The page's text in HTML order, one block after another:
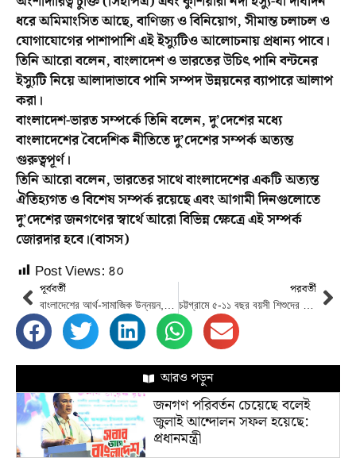
ধরে অমিমাংসিত আছে, বাণিজ্য ও বিনিয়োগ, সীমান্ত চলাচল ও
যোগাযোগের পাশাপাশি এই ইস্যুটিও আলোচনায় প্রধান্য পাবে।
তিনি আরো বলেন, বাংলাদেশ ও ভারতের উচিৎ পানি বন্টনের
ইস্যুটি নিয়ে আলাদাভাবে পানি সম্পদ উন্নয়নের ব্যাপারে আলাপ
করা।
বাংলাদেশ-ভারত সম্পর্কে তিনি বলেন, দু’দেশের মধ্যে
বাংলাদেশের বৈদেশিক নীতিতে দু’দেশের সম্পর্ক অত্যন্ত
গুরুত্বপূর্ণ।
তিনি আরো বলেন, ভারতের সাথে বাংলাদেশের একটি অত্যন্ত
ঐতিহ্যগত ও বিশেষ সম্পর্ক রয়েছে এবং আগামী দিনগুলোতে
দু’দেশের জনগণের স্বার্থে আরো বিভিন্ন ক্ষেত্রে এই সম্পর্ক
জোরদার হবে।(বাসস)
Post Views: ৪০
পূর্ববর্তী পরবর্তী
আরও পড়ুন
জনগণ পরিবর্তন চেয়েছে বলেই
জুলাই আন্দোলন সফল হয়েছে:
প্রধানমন্ত্রী